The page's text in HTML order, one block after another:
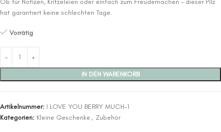
Ob für Notizen, Kritzeleien oder einfach zum Freudemachen – dieser Pilz
hat garantiert keine schlechten Tage.
Vorrätig
IN DEN WARENKORB
Artikelnummer: I LOVE YOU BERRY MUCH-1
Kategorien: Kleine Geschenke , Zubehör